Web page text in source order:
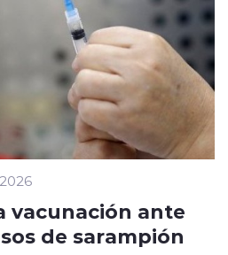
vacunación ante
de sarampión